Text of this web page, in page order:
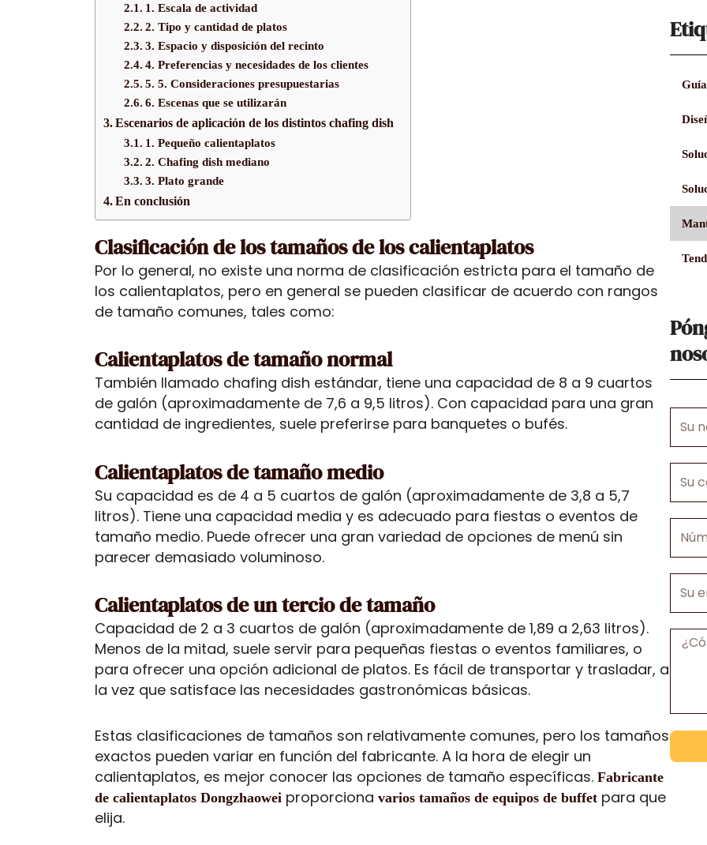
1. Escala de actividad
2. Tipo y cantidad de platos
3. Espacio y disposición del recinto
4. Preferencias y necesidades de los clientes
5. 5. Consideraciones presupuestarias
6. Escenas que se utilizarán
Escenarios de aplicación de los distintos chafing dish
1. Pequeño calientaplatos
2. Chafing dish mediano
3. Plato grande
En conclusión
Clasificación de los tamaños de los calientaplatos
Por lo general, no existe una norma de clasificación estricta para el tamaño de
los calientaplatos, pero en general se pueden clasificar de acuerdo con rangos
de tamaño comunes, tales como:
Calientaplatos de tamaño normal
También llamado chafing dish estándar, tiene una capacidad de 8 a 9 cuartos
de galón (aproximadamente de 7,6 a 9,5 litros). Con capacidad para una gran
cantidad de ingredientes, suele preferirse para banquetes o bufés.
Calientaplatos de tamaño medio
Su capacidad es de 4 a 5 cuartos de galón (aproximadamente de 3,8 a 5,7
litros). Tiene una capacidad media y es adecuado para fiestas o eventos de
tamaño medio. Puede ofrecer una gran variedad de opciones de menú sin
parecer demasiado voluminoso.
Calientaplatos de un tercio de tamaño
Capacidad de 2 a 3 cuartos de galón (aproximadamente de 1,89 a 2,63 litros).
Menos de la mitad, suele servir para pequeñas fiestas o eventos familiares, o
para ofrecer una opción adicional de platos. Es fácil de transportar y trasladar, a
la vez que satisface las necesidades gastronómicas básicas.
Estas clasificaciones de tamaños son relativamente comunes, pero los tamaños
exactos pueden variar en función del fabricante. A la hora de elegir un
calientaplatos, es mejor conocer las opciones de tamaño específicas. Fabricante
de calientaplatos Dongzhaowei proporciona varios tamaños de equipos de buffet para que
elija.
correo
de